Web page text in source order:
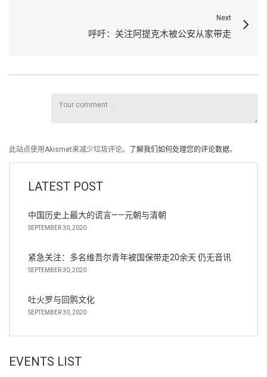
Next
呼吁：关注阿提克木被公安从家带走
此站点使用Akismet来减少垃圾评论。 了解我们如何处理您的评论数据。
LATEST POST
中国历史上最大的谎言——元朝与清朝
SEPTEMBER 30, 2020
紧急关注：多名维吾尔青年被国保带走20余天 仍无音讯
SEPTEMBER 30, 2020
吐火罗与回鹘文化
SEPTEMBER 30, 2020
EVENTS LIST